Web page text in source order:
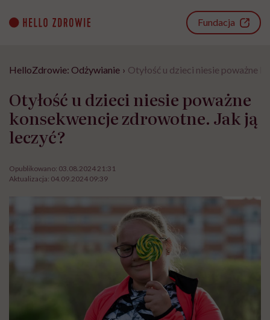
content
Fundacja
HelloZdrowie: Odżywianie › Otyłość u dzieci niesie poważne
Otyłość u dzieci niesie poważne
konsekwencje zdrowotne. Jak ją
leczyć?
Opublikowano: 03.08.2024 21:31
Aktualizacja: 04.09.2024 09:39